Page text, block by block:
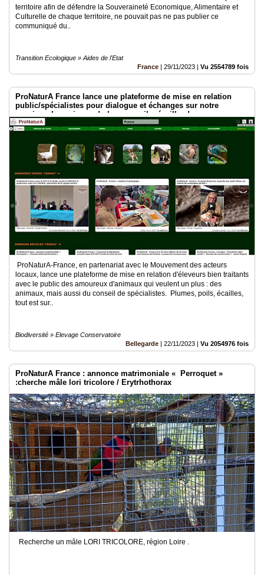
territoire afin de défendre la Souveraineté Economique, Alimentaire et
Culturelle de chaque territoire, ne pouvait pas ne pas publier ce
communiqué du..
Transition Ecologique » Aides de l'Etat
France | 29/11/2023 | Vu 2554789 fois
ProNaturA France lance une plateforme de mise en relation
public/spécialistes pour dialogue et échanges sur notre
passion : les animaux ! plumes, poils, écailles !
ProNaturA-France, en partenariat avec le Mouvement des acteurs
locaux, lance une plateforme de mise en relation d'éleveurs bien traitants
avec le public des amoureux d'animaux qui veulent un plus : des
animaux, mais aussi du conseil de spécialistes. Plumes, poils, écailles,
tout est sur..
Biodiversité » Elevage Conservatoire
Bellegarde | 22/11/2023 | Vu 2054976 fois
ProNaturA France : annonce matrimoniale « Perroquet »
:cherche mâle lori tricolore / Erytrhothorax
Recherche un mâle LORI TRICOLORE, région Loire .